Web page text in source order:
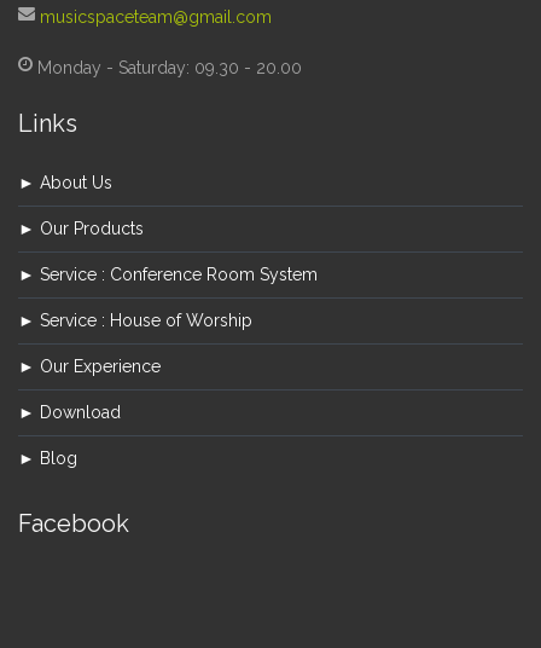
musicspaceteam@gmail.com
Monday - Saturday: 09.30 - 20.00
Links
► About Us
► Our Products
► Service : Conference Room System
► Service : House of Worship
► Our Experience
► Download
► Blog
Facebook